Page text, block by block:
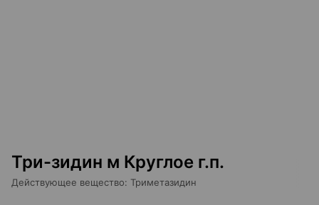
Три-зидин м Круглое г.п.
Действующее вещество: Триметазидин